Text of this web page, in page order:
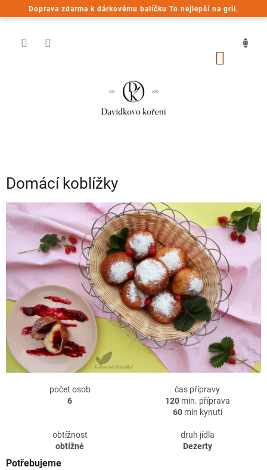
Doprava zdarma k dárkovému balíčku To nejlepší na gril.
na
Domácí koblížky
počet osob
6
čas přípravy
120min. příprava
60min kynutí
obtížnost
obtížné
druh jídla
Dezerty
Potřebujeme